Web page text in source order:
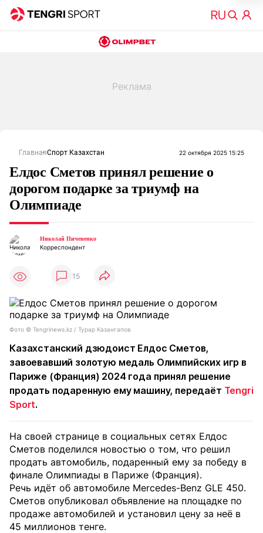
ГлавнаяСпорт Казахстан 22 октября 2025 15:25
Елдос Сметов принял решение о
дорогом подарке за триумф на
Олимпиаде
Николай Пичененко
Корреспондент
15
Фото ©️ Tengrinews.kz / Турар Казангапов
Казахстанский дзюдоист Елдос Сметов,
завоевавший золотую медаль Олимпийских игр в
Париже (Франция) 2024 года принял решение
продать подаренную ему машину, передаёт Tengri
Sport.
На своей странице в социальных сетях Елдос
Сметов поделился новостью о том, что решил
продать автомобиль, подаренный ему за победу в
финале Олимпиады в Париже (Франция).
Речь идёт об автомобиле Mercedes-Benz GLE 450.
Сметов опубликовал объявление на площадке по
продаже автомобилей и установил цену за неё в
45 миллионов тенге.